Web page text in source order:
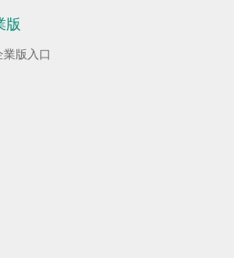
版
業版入口